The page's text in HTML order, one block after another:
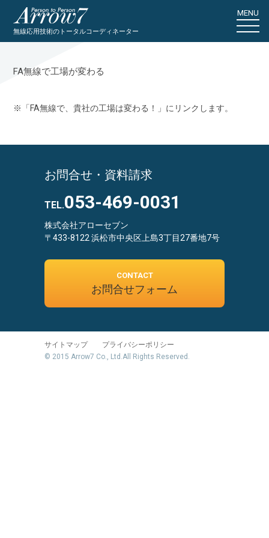
無線応用技術のトータルコーディネーター
MENU
※「FA無線で、貴社の工場は変わる！」にリンクします。
FA無線で工場が変わる
お問合せ・資料請求
TEL.053-469-0031
株式会社アローセブン
〒433-8122 浜松市中央区上島3丁目27番地7号
CONTACT
お問合せフォーム
サイトマップ
プライバシーポリシー
© 2015 Arrow7 Co., Ltd.All Rights Reserved.